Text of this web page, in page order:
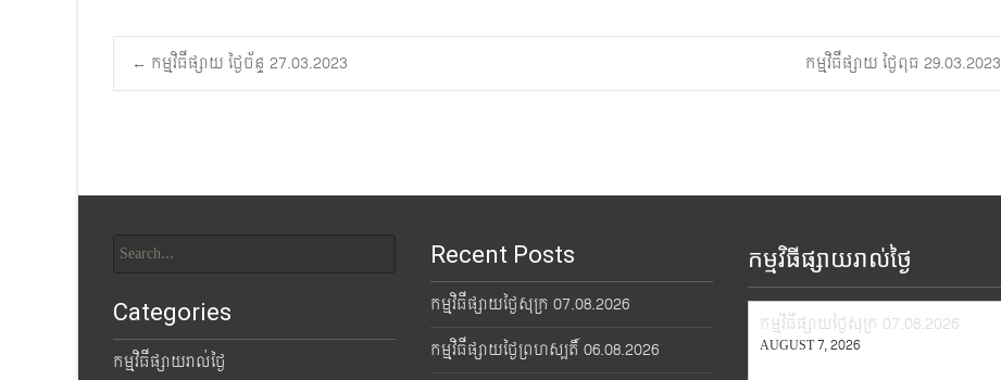
Post
← កម្មវិធីផ្សាយ ថ្ងៃច័ន្ទ 27.03.2023 កម្មវិធីផ្សាយ ថ្ងៃពុធ 29.03.2023
for:
Recent Posts
កម្មវិធីផ្សាយថ្ងៃសុក្រ 07.08.2026
កម្មវិធីផ្សាយថ្ងៃព្រហស្បតិ៍ 06.08.2026
កម្មវិធីផ្សាយរាល់ថ្ងៃ
កម្មវិធីផ្សាយថ្ងៃសុក្រ 07.08.2026
AUGUST 7, 2026
Categories
កម្មវិធីផ្សាយរាល់ថ្ងៃ